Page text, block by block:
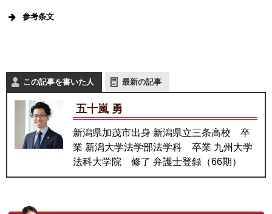
参考条文
この記事を書いた人 最新の記事
五十嵐 勇
新潟県加茂市出身 新潟県立三条高校 卒
業 新潟大学法学部法学科 卒業 九州大学
法科大学院 修了 弁護士登録（66期）